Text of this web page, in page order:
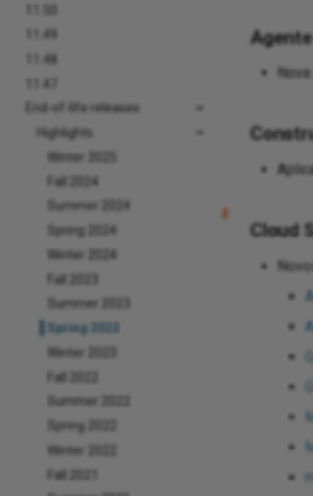
11.47
End-of-life releases
Highlights
Winter 2025
Fall 2024
Summer 2024
Spring 2024
Winter 2024
Fall 2023
Summer 2023
Spring 2023
Winter 2023
Fall 2022
Summer 2022
Spring 2022
Winter 2022
Fall 2021
Agente
Cloud